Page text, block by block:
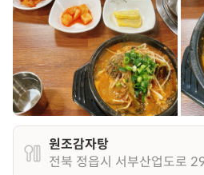
원조감자탕
전북 정읍시 서부산업도로